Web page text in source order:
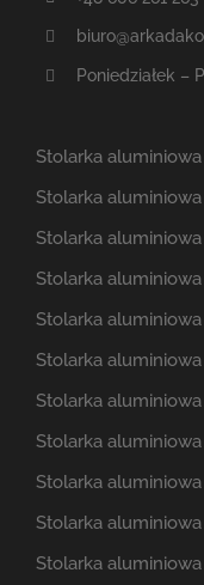
Poniedziałek –
Stolarka
Stolarka
Stolarka
Stolarka
Stolarka
Stolarka
Stolarka aluminiowa
Stolarka aluminiowa
Stolarka aluminiowa
Stolarka
Stolarka aluminiowa